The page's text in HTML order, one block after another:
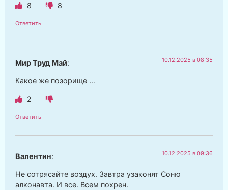
8 8
Ответить
Мир Труд Май: 10.12.2025 в 08:35
Какое же позорище …
2
Ответить
Валентин: 10.12.2025 в 09:36
Не сотрясайте воздух. Завтра узаконят Соню
алконавта. И все. Всем похрен.